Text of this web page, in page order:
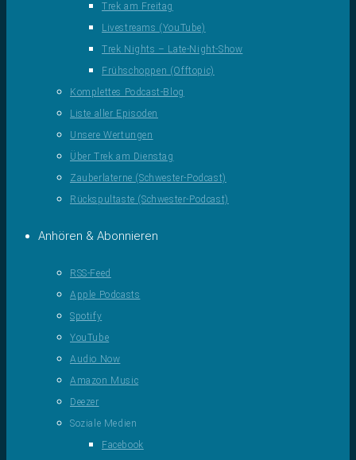
Trek am Freitag
Livestreams (YouTube)
Trek Nights – Late-Night-Show
Frühschoppen (Offtopic)
Komplettes Podcast-Blog
Liste aller Episoden
Unsere Wertungen
Über Trek am Dienstag
Zauberlaterne (Schwester-Podcast)
Rückspultaste (Schwester-Podcast)
Anhören & Abonnieren
RSS-Feed
Apple Podcasts
Spotify
YouTube
Audio Now
Amazon Music
Deezer
Soziale Medien
Facebook